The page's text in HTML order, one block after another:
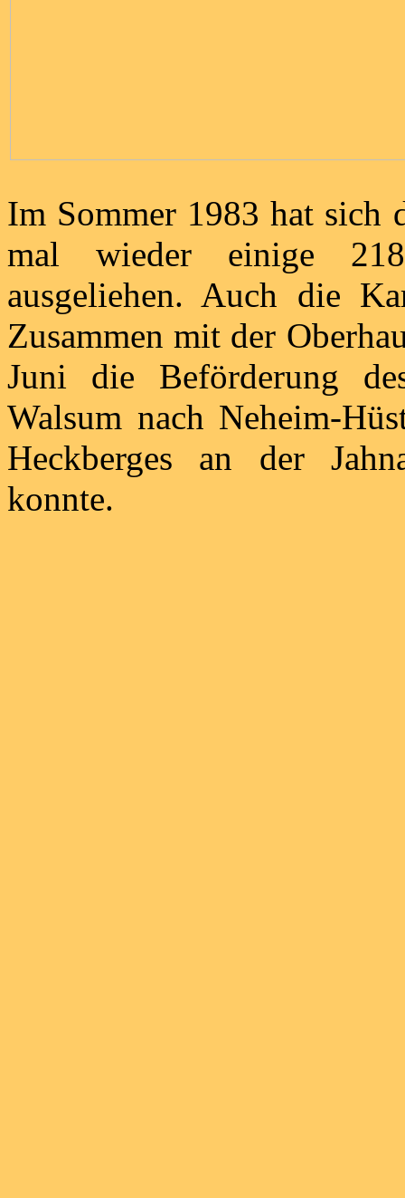
Im Sommer 1983 hat sich
mal wieder einige
ausgeliehen. Auch die
Zusammen mit der
Juni die Beförderung
Walsum nach Neheim-
Heckberges an der
konnte.